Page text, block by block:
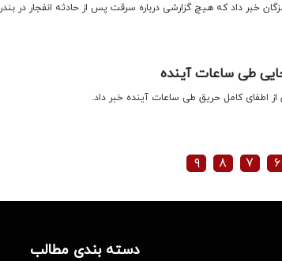
خبر داد که هیچ گزارشی درباره سرقت پس از حادثه انفجار در بندر
طی ساعات آینده
اطفای کامل حریق طی ساعات آینده خبر داد.
۶ ۷ ۸ ۹
دسته بندی مطالب